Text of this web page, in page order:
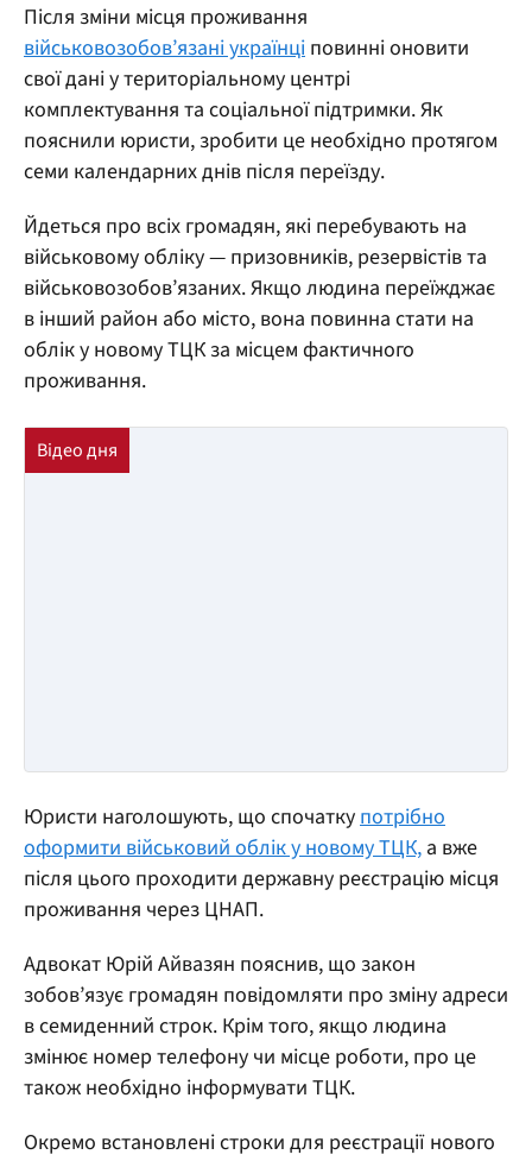
Після зміни місця проживання
військовозобов’язані українці повинні оновити
свої дані у територіальному центрі
комплектування та соціальної підтримки. Як
пояснили юристи, зробити це необхідно протягом
семи календарних днів після переїзду.
Йдеться про всіх громадян, які перебувають на
військовому обліку — призовників, резервістів та
військовозобов’язаних. Якщо людина переїжджає
в інший район або місто, вона повинна стати на
облік у новому ТЦК за місцем фактичного
проживання.
Юристи наголошують, що спочаткупотрібно
оформити військовий облік у новому ТЦК, а вже
після цього проходити державну реєстрацію місця
проживання через ЦНАП.
Адвокат Юрій Айвазян пояснив, що закон
зобов’язує громадян повідомляти про зміну адреси
в семиденний строк. Крім того, якщо людина
змінює номер телефону чи місце роботи, про це
також необхідно інформувати ТЦК.
Окремо встановлені строки для реєстрації нового